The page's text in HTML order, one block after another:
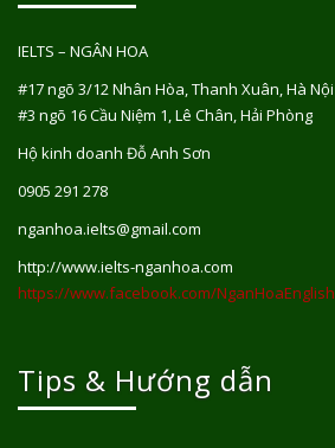
IELTS – NGÂN HOA
#17 ngõ 3/12 Nhân Hòa, Thanh Xuân, Hà Nội
#3 ngõ 16 Cầu Niệm 1, Lê Chân, Hải Phòng
Hộ kinh doanh Đỗ Anh Sơn
0905 291 278
nganhoa.ielts@gmail.com
http://www.ielts-nganhoa.com
https://www.facebook.com/NganHoaEnglish
Tips & Hướng dẫn